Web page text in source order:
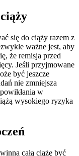
się do ciąży razem z
ważne jest, aby
że remisja przed
Jeśli przyjmowane
być jeszcze
nie zmniejsza
w
wysokiego ryzyka
całą ciążę być